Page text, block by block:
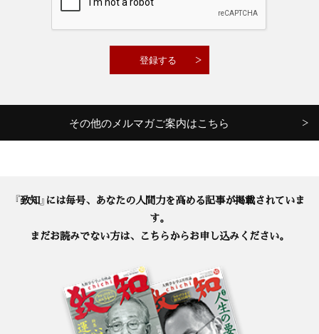
その他のメルマガご案内はこちら
『致知』には毎号、あなたの人間力を高める記事が掲載されていま
す。
まだお読みでない方は、こちらからお申し込みください。